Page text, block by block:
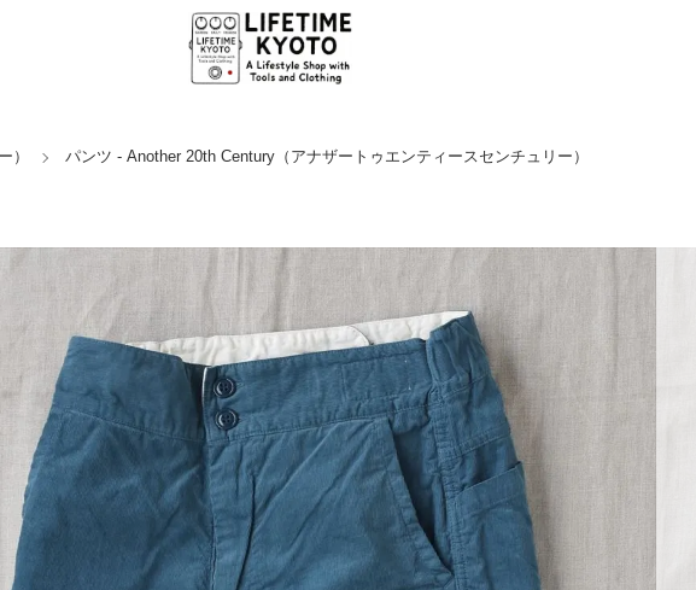
） パンツ - Another 20th Century（アナザートゥエンティースセンチュリー）